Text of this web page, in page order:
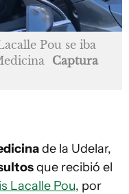
Pou se iba
Captura
de la Udelar,
que recibió el
Lacalle Pou, por